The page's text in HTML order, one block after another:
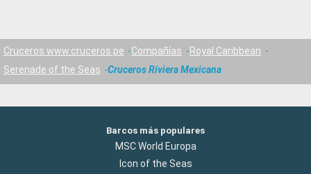
Cruceros www.cruceros.pe Compañías
Royal Caribbean
Serenade of the Seas
Cruceros Riviera Mexicana
Barcos más populares
MSC World Europa
Icon of the Seas